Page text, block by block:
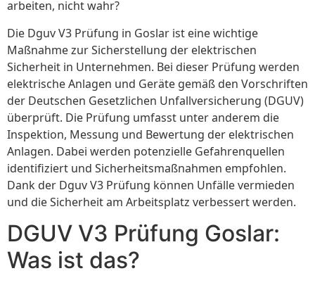
arbeiten, nicht wahr?
Die Dguv V3 Prüfung in Goslar ist eine wichtige
Maßnahme zur Sicherstellung der elektrischen
Sicherheit in Unternehmen. Bei dieser Prüfung werden
elektrische Anlagen und Geräte gemäß den Vorschriften
der Deutschen Gesetzlichen Unfallversicherung (DGUV)
überprüft. Die Prüfung umfasst unter anderem die
Inspektion, Messung und Bewertung der elektrischen
Anlagen. Dabei werden potenzielle Gefahrenquellen
identifiziert und Sicherheitsmaßnahmen empfohlen.
Dank der Dguv V3 Prüfung können Unfälle vermieden
und die Sicherheit am Arbeitsplatz verbessert werden.
DGUV V3 Prüfung Goslar:
Was ist das?